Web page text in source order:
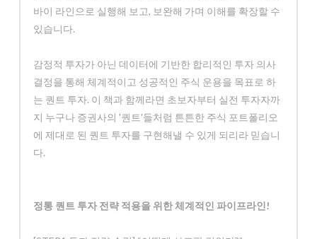
바이 라인으로 실행해 보고, 보완해 가며 이해를 확장할 수
있습니다.
감정적 투자가 아닌 데이터에 기반한 합리적인 투자 의사
결정을 통해 체계적이고 성공적인 주식 운용을 목표로 하
는 퀀트 투자. 이 책과 함께라면 초보자부터 실전 투자자까
지 누구나 증권사의 '퀀트'들처럼 튼튼한 주식 포트폴리오
에 제대로 된 퀀트 투자를 구현해낼 수 있게 되리라 믿습니
다.
정통 퀀트 투자 전략 적용을 위한 체계적인 파이프라인!